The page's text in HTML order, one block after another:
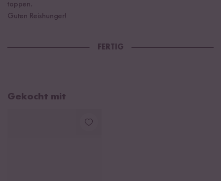
toppen.
Guten Reishunger!
FERTIG
Gekocht mit